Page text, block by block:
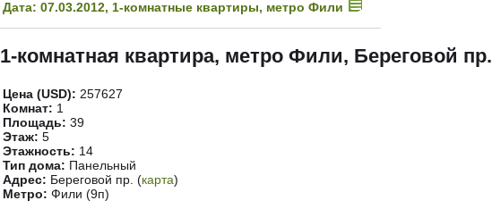
Дата: 07.03.2012, 1-комнатные квартиры, метро Фили
1-комнатная квартира, метро Фили, Береговой пр.
Цена (USD): 257627
Комнат: 1
Площадь: 39
Этаж: 5
Этажность: 14
Тип дома: Панельный
Адрес: Береговой пр. (карта)
Метро: Фили (9п)